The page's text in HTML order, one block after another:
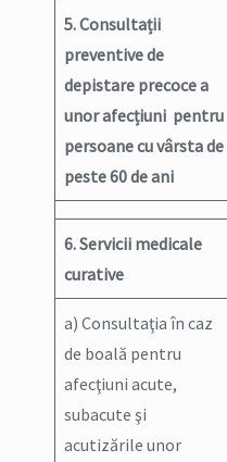
5. Consultații
preventive de
depistare precoce a
unor afecțiuni pentru
persoane cu vârsta de
peste 60 de ani
6. Servicii medicale
curative
a) Consultaţia în caz
de boală pentru
afecţiuni acute,
subacute şi
acutizările unor